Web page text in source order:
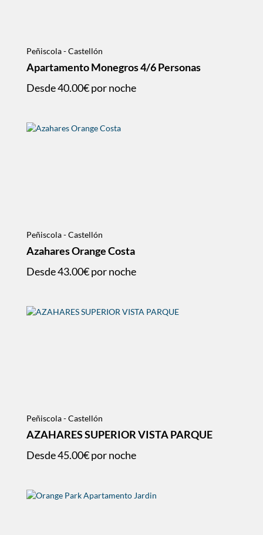
Peñiscola - Castellón
Apartamento Monegros 4/6 Personas
Desde40.00€por noche
Peñiscola - Castellón
Azahares Orange Costa
Desde43.00€por noche
Peñiscola - Castellón
AZAHARES SUPERIOR VISTA PARQUE
Desde45.00€por noche